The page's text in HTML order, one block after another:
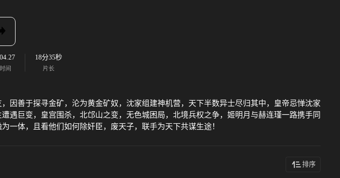
间
18分35秒
片长
因善于探寻金矿，沦为黄金矿奴，沈家组建神机营，天下半数异士尽归其中，皇帝忌惮沈家
遇巨变，皇宫围杀，北邙山之变，无色城困局，北境兵权之争，姬明月与赫连瑾一路携手同
一体，且看他们如何除奸臣，废天子，联手为天下共谋生途！
排序